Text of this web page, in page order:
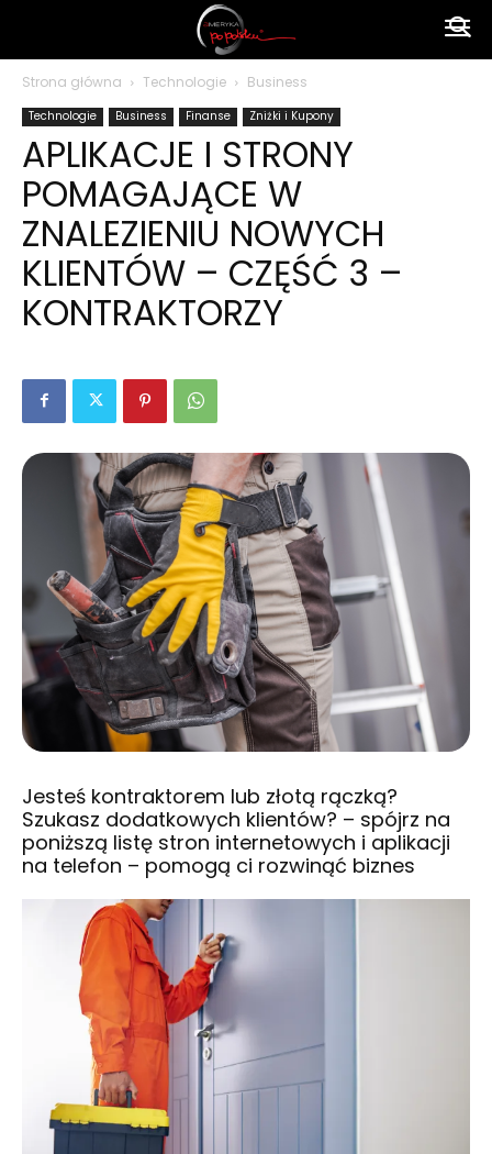
polsku
Strona główna Technologie Business
Technologie Business Finanse Zniżki i Kupony
APLIKACJE I STRONY
POMAGAJĄCE W
ZNALEZIENIU NOWYCH
KLIENTÓW – CZĘŚĆ 3 –
KONTRAKTORZY
Jesteś kontraktorem lub złotą rączką?
Szukasz dodatkowych klientów? – spójrz na
poniższą listę stron internetowych i aplikacji
na telefon – pomogą ci rozwinąć biznes